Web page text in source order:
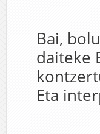
Bai,
daiteke
Eta